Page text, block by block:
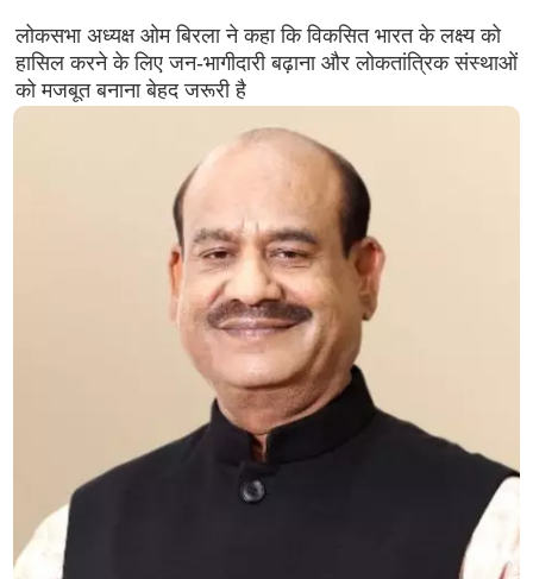
लोकसभा अध्यक्ष ओम बिरला ने कहा कि विकसित भारत के लक्ष्य को
हासिल करने के लिए जन-भागीदारी बढ़ाना और लोकतांत्रिक संस्थाओं
को मजबूत बनाना बेहद जरूरी है